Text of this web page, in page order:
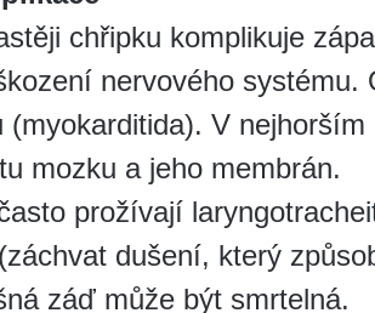
chřipku komplikuje
nervového
(myokarditida). V
mozku a jeho membrán.
prožívají
dušení, který
záď může být smrtelná.